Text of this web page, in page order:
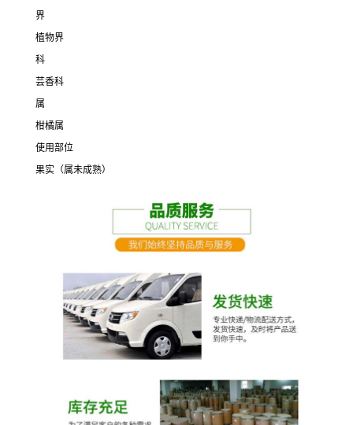
界
植物界
科
芸香科
属
柑橘属
使用部位
果实（属未成熟）